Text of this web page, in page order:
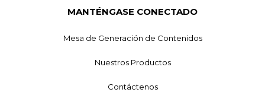
MANTÉNGASE CONECTADO
Mesa de Generación de Contenidos
Nuestros Productos
Contáctenos